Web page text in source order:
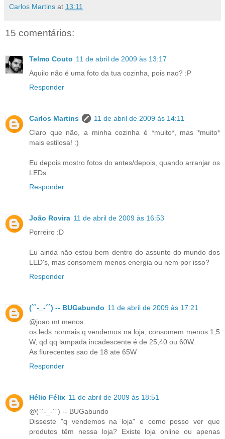
Carlos Martins at 13:11
15 comentários:
Telmo Couto 11 de abril de 2009 às 13:17
Aquilo não é uma foto da tua cozinha, pois nao? :P
Responder
Carlos Martins
11 de abril de 2009 às 14:11
Claro que não, a minha cozinha é *muito*, mas *muito*
mais estilosa! :)
Eu depois mostro fotos do antes/depois, quando arranjar os
LEDs.
Responder
João Rovira 11 de abril de 2009 às 16:53
Porreiro :D
Eu ainda não estou bem dentro do assunto do mundo dos
LED's, mas consomem menos energia ou nem por isso?
Responder
(``-_-´´) -- BUGabundo 11 de abril de 2009 às 17:21
@joao mt menos.
os leds normais q vendemos na loja, consomem menos 1,5
W, qd qq lampada incadescente é de 25,40 ou 60W.
As flurecentes sao de 18 ate 65W
Responder
Hélio Félix 11 de abril de 2009 às 18:51
@(``-_-´´) -- BUGabundo
Disseste "q vendemos na loja" e como posso ver que
produtos têm nessa loja? Existe loja online ou apenas